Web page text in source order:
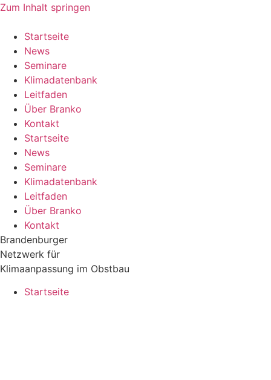
Zum Inhalt springen
Startseite
News
Seminare
Klimadatenbank
Leitfaden
Über Branko
Kontakt
Startseite
News
Seminare
Klimadatenbank
Leitfaden
Über Branko
Kontakt
Brandenburger
Netzwerk für
Klimaanpassung im Obstbau
Startseite